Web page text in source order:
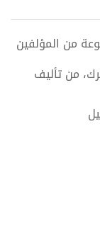
من تأليف